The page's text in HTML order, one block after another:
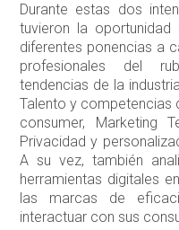
Durante estas dos
tuvieron la
diferentes ponencias a
profesionales del
tendencias de la
Talento y competencias
consumer, Marketing
Privacidad y
A su vez, también
herramientas digitales
las marcas de
interactuar con sus